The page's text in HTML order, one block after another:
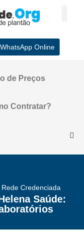
WhatsApp Online
de Preços
Contratar?
Rede Credenciada
Saúde: